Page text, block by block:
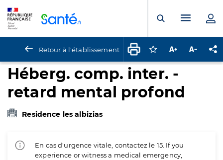
Ouvrir laMenu
Retour à l'établissement Connectez-vous
Augmenter la
Héberg. comp. inter. -
retard mental profond
Residence les albizias
En cas d'urgence vitale, contactez le 15. If you
experience or witness a medical emergency,